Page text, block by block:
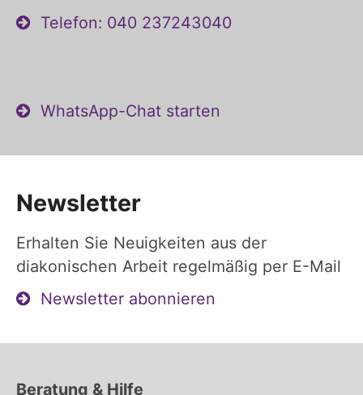
Telefon: 040 237243040
WhatsApp-Chat starten
Newsletter
Erhalten Sie Neuigkeiten aus der
diakonischen Arbeit regelmäßig per E-Mail
Newsletter abonnieren
Beratung & Hilfe